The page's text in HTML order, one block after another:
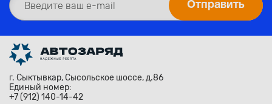
г. Сыктывкар, Сысольское шоссе, д.86
Единый номер:
+7 (912) 140-14-42